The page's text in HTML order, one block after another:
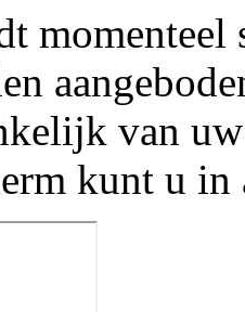
momenteel
van
kunt u